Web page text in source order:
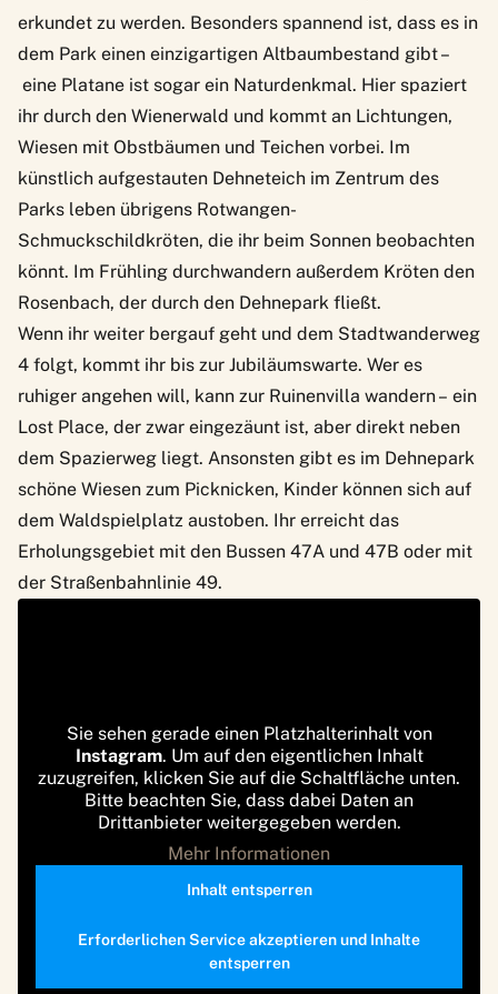
erkundet zu werden. Besonders spannend ist, dass es in
dem Park einen einzigartigen Altbaumbestand gibt –
eine Platane ist sogar ein Naturdenkmal. Hier spaziert
ihr durch den Wienerwald und kommt an Lichtungen,
Wiesen mit Obstbäumen und Teichen vorbei. Im
künstlich aufgestauten Dehneteich im Zentrum des
Parks leben übrigens Rotwangen-
Schmuckschildkröten, die ihr beim Sonnen beobachten
könnt. Im Frühling durchwandern außerdem Kröten den
Rosenbach, der durch den Dehnepark fließt.
Wenn ihr weiter bergauf geht und dem Stadtwanderweg
4 folgt, kommt ihr bis zur Jubiläumswarte. Wer es
ruhiger angehen will, kann zur Ruinenvilla wandern – ein
Lost Place, der zwar eingezäunt ist, aber direkt neben
dem Spazierweg liegt. Ansonsten gibt es im Dehnepark
schöne Wiesen zum Picknicken, Kinder können sich auf
dem Waldspielplatz austoben. Ihr erreicht das
Erholungsgebiet mit den Bussen 47A und 47B oder mit
der Straßenbahnlinie 49.
Sie sehen gerade einen Platzhalterinhalt von
Instagram. Um auf den eigentlichen Inhalt
zuzugreifen, klicken Sie auf die Schaltfläche unten.
Bitte beachten Sie, dass dabei Daten an
Drittanbieter weitergegeben werden.
Mehr Informationen
Inhalt entsperren
Erforderlichen Service akzeptieren und Inhalte
entsperren